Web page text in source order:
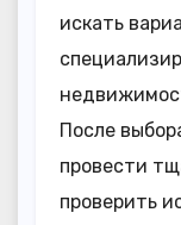
искать
После
провести
проверить